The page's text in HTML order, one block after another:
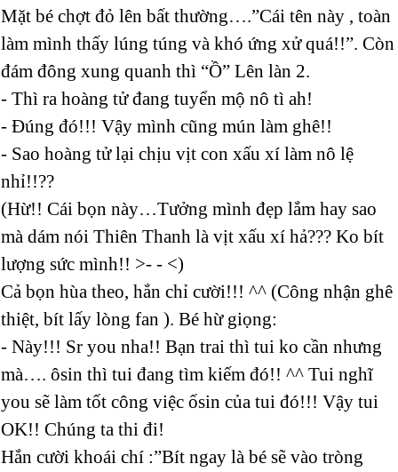
Mặt bé chợt đỏ lên bất thường….”Cái tên này , toàn
làm mình thấy lúng túng và khó ứng xử quá!!”. Còn
đám đông xung quanh thì “Ồ” Lên làn 2.
- Thì ra hoàng tử đang tuyển mộ nô tì ah!
- Đúng đó!!! Vậy mình cũng mún làm ghê!!
- Sao hoàng tử lại chịu vịt con xấu xí làm nô lệ
nhỉ!!??
(Hừ!! Cái bọn này…Tưởng mình đẹp lắm hay sao
mà dám nói Thiên Thanh là vịt xấu xí hả??? Ko bít
lượng sức mình!! >- - <)
Cả bọn hùa theo, hắn chỉ cười!!! ^^ (Công nhận ghê
thiệt, bít lấy lòng fan ). Bé hừ giọng:
- Này!!! Sr you nha!! Bạn trai thì tui ko cần nhưng
mà…. ôsin thì tui đang tìm kiếm đó!! ^^ Tui nghĩ
you sẽ làm tốt công việc ốsin của tui đó!!! Vậy tui
OK!! Chúng ta thi đi!
Hắn cười khoái chí :”Bít ngay là bé sẽ vào tròng